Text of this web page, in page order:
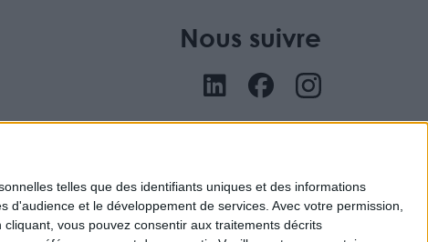
telles que des identifiants uniques et des informations
d'audience et le développement de services. Avec votre permission,
vous pouvez consentir aux traitements décrits
Nous suivre